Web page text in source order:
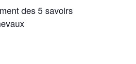
des 5 savoirs